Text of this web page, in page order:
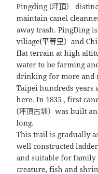
Pingding (坪頂）
maintain canel
away trash. PingDing
viliage(平等里）and
flat terrain at high
water to be farming
drinking for more and
Taipei hundreds years
here. In 1835 , first
(坪頂古圳）was built
long.
This trail is gradually
well constructed
and suitable for family
creature, fish and